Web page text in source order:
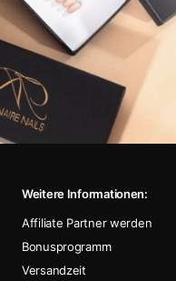
Weitere Informationen:
Affiliate Partner werden
Bonusprogramm
Versandzeit